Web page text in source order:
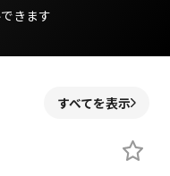
きます
すべてを表示